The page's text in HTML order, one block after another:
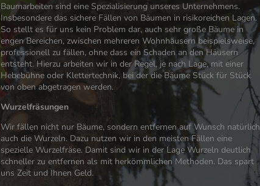
Baumarbeiten sind eine Spezialisierung unseres Unternehmens.
Insbesondere das sichere Fällen von Bäumen in risikoreichen Lagen.
So stellt es für uns kein Problem dar, auch sehr große Bäume in
engen Bereichen, zwischen mehreren Wohnhäusern beispielsweise,
professionell zu fällen, ohne dass ein Schaden an den Häusern
entsteht. Hierzu arbeiten wir in der Regel, je nach Lage, mit einer
Hebebühne oder Klettertechnik, bei der die Bäume Stück für Stück
von oben abgetragen werden.
Wurzelfräsungen
Wir fällen nicht nur Bäume, sondern entfernen auf Wunsch natürlich
auch die Wurzeln. Dazu nutzen wir in den meisten Fällen eine
spezielle Wurzelfräse. Damit sind wir in der Lage Wurzeln deutlich
schneller zu entfernen als mit herkömmlichen Methoden. Das spart
uns Zeit und Ihnen Geld.